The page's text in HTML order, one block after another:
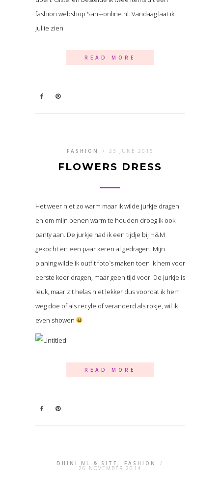
fashion webshop Sans-online.nl. Vandaag laat ik
jullie zien
READ MORE
FASHION / 23 JUNE 2015
FLOWERS DRESS
Het weer niet zo warm maar ik wilde jurkje dragen
en om mijn benen warm te houden droeg ik ook
panty aan. De jurkje had ik een tijdje bij H&M
gekocht en een paar keren al gedragen. Mijn
planing wilde ik outfit foto`s maken toen ik hem voor
eerste keer dragen, maar geen tijd voor. De jurkje is
leuk, maar zit helas niet lekker dus voordat ik hem
weg doe of als recyle of veranderd als rokje, wil ik
even showen
READ MORE
DHINI.NL & SITE FASHION /
26 NOVEMBER 2014